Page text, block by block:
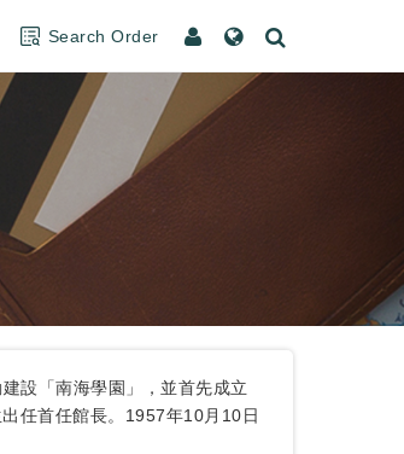
Search Order
設「南海學園」，並首先成立
任首任館長。1957年10月10日